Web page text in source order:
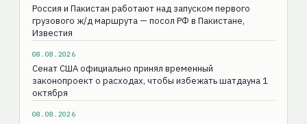
Россия и Пакистан работают над запуском первого
грузового ж/д маршрута — посол РФ в Пакистане,
Известия
08.08.2026
Сенат США официально принял временный
законопроект о расходах, чтобы избежать шатдауна 1
октября
08.08.2026